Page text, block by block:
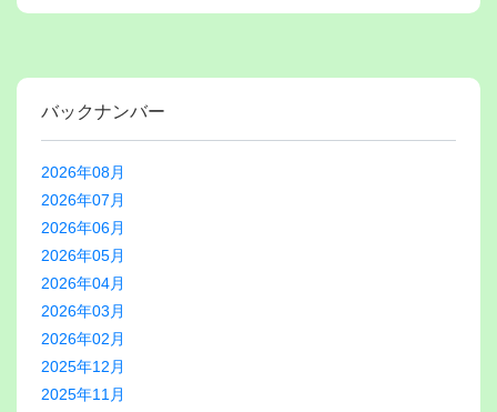
バックナンバー
2026年08月
2026年07月
2026年06月
2026年05月
2026年04月
2026年03月
2026年02月
2025年12月
2025年11月